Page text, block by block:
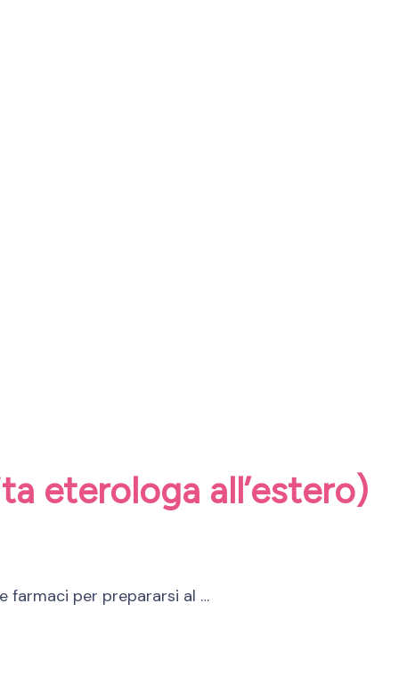
eterologa all’estero)
farmaci per prepararsi al …